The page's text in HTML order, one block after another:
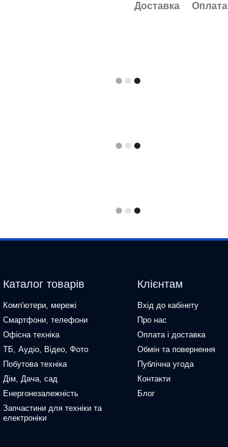
Доставка Оплата
Каталог товарів
Комп'ютери, мережі
Смартфони, телефони
Офісна техніка
ТБ, Аудіо, Відео, Фото
Побутова техніка
Дім, Дача, сад
Енергонезалежність
Запчастини для техніки та
електроніки
Клієнтам
Вхід до кабінету
Про нас
Оплата і доставка
Обмін та повернення
Публічна угода
Контакти
Блог